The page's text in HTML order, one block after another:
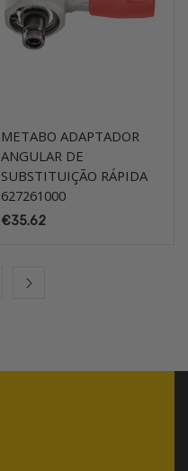
METABO ADAPTADOR
ANGULAR DE
SUBSTITUIÇÃO RÁPIDA
627261000
€35.62